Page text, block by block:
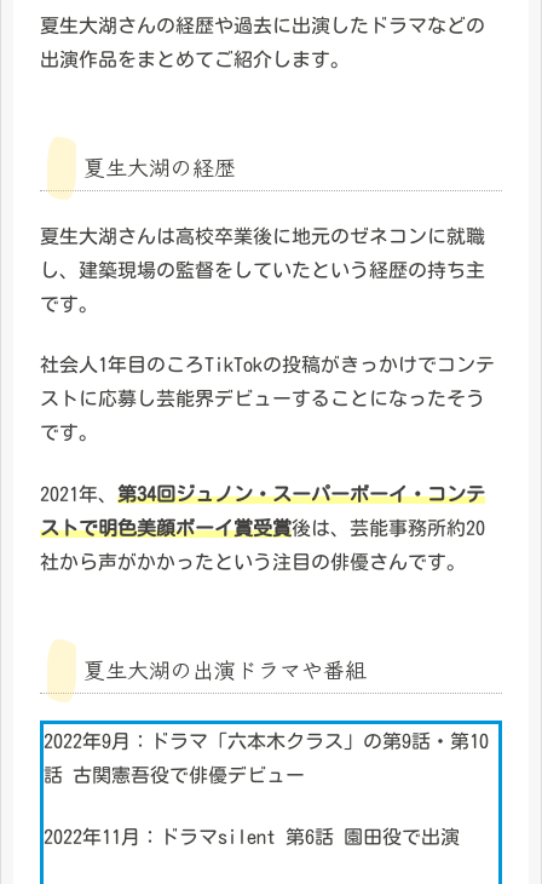
夏生大湖さんの経歴や過去に出演したドラマなどの
出演作品をまとめてご紹介します。
夏生大湖の経歴
夏生大湖さんは高校卒業後に地元のゼネコンに就職
し、建築現場の監督をしていたという経歴の持ち主
です。
社会人1年目のころTikTokの投稿がきっかけでコンテ
ストに応募し芸能界デビューすることになったそう
です。
2021年、 第34回ジュノン・スーパーボーイ・コンテ
ストで明色美顔ボーイ賞受賞後は、芸能事務所約20
社から声がかかったという注目の俳優さんです。
夏生大湖の出演ドラマや番組
2022年9月：ドラマ「六本木クラス」の第9話・第10
話 古関憲吾役で俳優デビュー
2022年11月：ドラマsilent 第6話 園田役で出演